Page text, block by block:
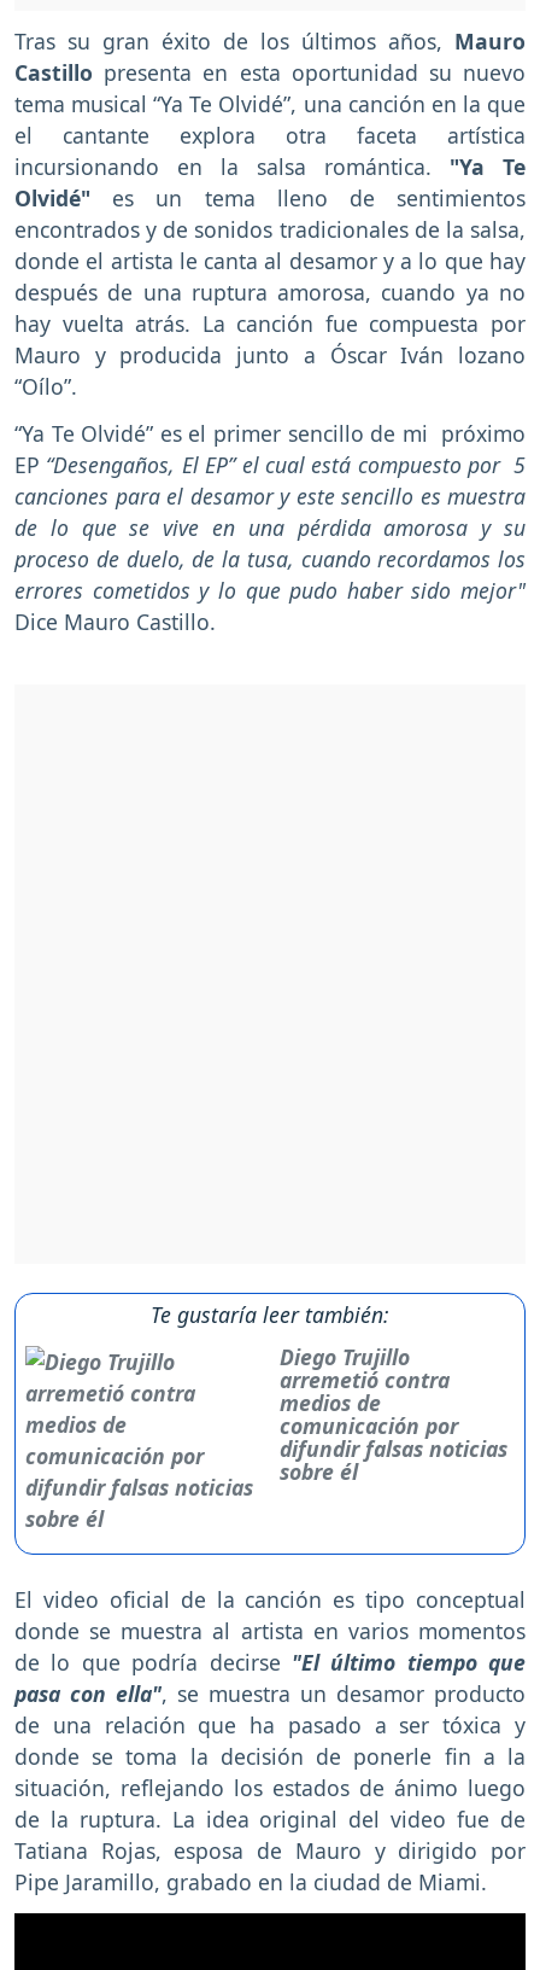
Tras su gran éxito de los últimos años, Mauro
Castillo presenta en esta oportunidad su nuevo
tema musical “Ya Te Olvidé”, una canción en la que
el cantante explora otra faceta artística
incursionando en la salsa romántica. "Ya Te
Olvidé" es un tema lleno de sentimientos
encontrados y de sonidos tradicionales de la salsa,
donde el artista le canta al desamor y a lo que hay
después de una ruptura amorosa, cuando ya no
hay vuelta atrás. La canción fue compuesta por
Mauro y producida junto a Óscar Iván lozano
“Oílo”.
“Ya Te Olvidé” es el primer sencillo de mi próximo
EP “Desengaños, El EP” el cual está compuesto por 5
canciones para el desamor y este sencillo es muestra
de lo que se vive en una pérdida amorosa y su
proceso de duelo, de la tusa, cuando recordamos los
errores cometidos y lo que pudo haber sido mejor"
Dice Mauro Castillo.
Te gustaría leer también:
Diego Trujillo
arremetió contra
medios de
comunicación por
difundir falsas noticias
sobre él
El video oficial de la canción es tipo conceptual
donde se muestra al artista en varios momentos
de lo que podría decirse "El último tiempo que
pasa con ella", se muestra un desamor producto
de una relación que ha pasado a ser tóxica y
donde se toma la decisión de ponerle fin a la
situación, reflejando los estados de ánimo luego
de la ruptura. La idea original del video fue de
Tatiana Rojas, esposa de Mauro y dirigido por
Pipe Jaramillo, grabado en la ciudad de Miami.